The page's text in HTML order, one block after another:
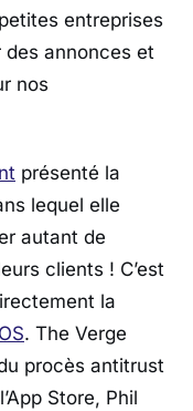
entreprises
annonces et
nos
présenté la
lequel elle
autant de
clients ! C’est
la
. The Verge
procès antitrust
Store, Phil